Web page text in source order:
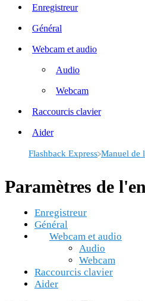
Enregistreur
Général
Webcam et audio
Audio
Webcam
Raccourcis clavier
Aider
​Flashback Express ​Manuel de
Paramètres de
Enregistreur
Général
Webcam et audio
Audio
Webcam
Raccourcis clavier
Aider